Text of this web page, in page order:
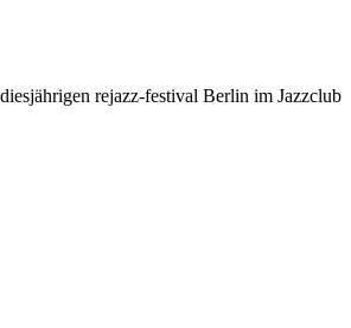
rejazz-festival Berlin im Jazzclub